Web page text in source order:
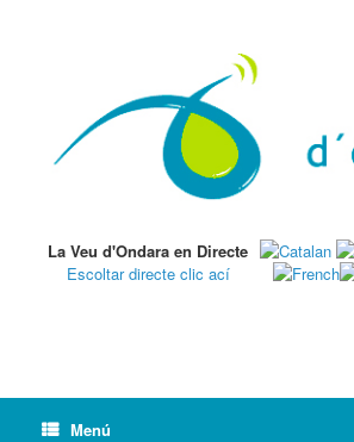
La Veu d'Ondara en Directe
Escoltar directe clic ací
Menú